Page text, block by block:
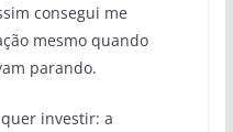
consegui me
mesmo quando
parando.
investir: a